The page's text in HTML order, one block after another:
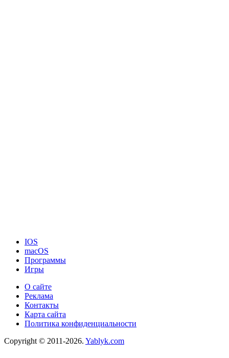
IOS
macOS
Программы
Игры
О сайте
Реклама
Контакты
Карта сайта
Политика конфиденциальности
Copyright © 2011-2026. Yablyk.сom